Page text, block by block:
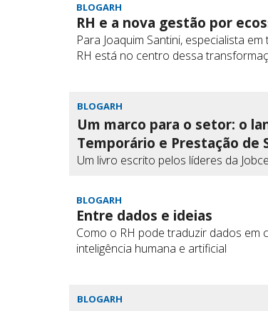
BLOGARH
RH e a nova gestão por
Para Joaquim Santini, especialista
RH está no centro dessa
BLOGARH
Um marco para o setor: o
Temporário e Prestação de
Um livro escrito pelos líderes da
BLOGARH
Entre dados e ideias
Como o RH pode traduzir dados em
inteligência humana e artificial
BLOGARH